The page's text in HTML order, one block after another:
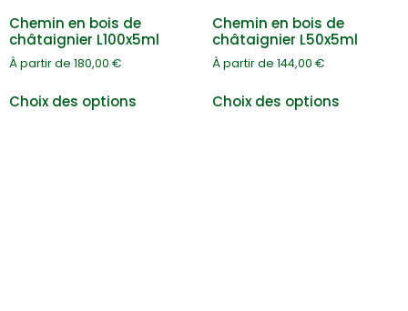
Chemin en bois de
châtaignier L100x5ml
À partir de 180,00 €
Choix des options
Chemin en bois de
châtaignier L50x5ml
À partir de 144,00 €
Choix des options